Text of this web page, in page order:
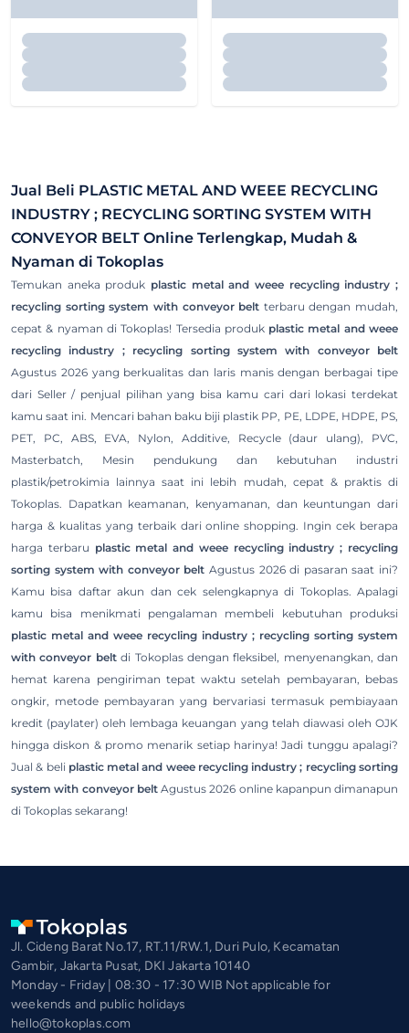
Jual Beli PLASTIC METAL AND WEEE RECYCLING
INDUSTRY ; RECYCLING SORTING SYSTEM WITH
CONVEYOR BELT Online Terlengkap, Mudah &
Nyaman di Tokoplas
Temukan aneka produk plastic metal and weee recycling industry ;
recycling sorting system with conveyor belt terbaru dengan mudah,
cepat & nyaman di Tokoplas! Tersedia produk plastic metal and weee
recycling industry ; recycling sorting system with conveyor belt
Agustus 2026 yang berkualitas dan laris manis dengan berbagai tipe
dari Seller / penjual pilihan yang bisa kamu cari dari lokasi terdekat
kamu saat ini. Mencari bahan baku biji plastik PP, PE, LDPE, HDPE, PS,
PET, PC, ABS, EVA, Nylon, Additive, Recycle (daur ulang), PVC,
Masterbatch, Mesin pendukung dan kebutuhan industri
plastik/petrokimia lainnya saat ini lebih mudah, cepat & praktis di
Tokoplas. Dapatkan keamanan, kenyamanan, dan keuntungan dari
harga & kualitas yang terbaik dari online shopping. Ingin cek berapa
harga terbaru plastic metal and weee recycling industry ; recycling
sorting system with conveyor belt Agustus 2026 di pasaran saat ini?
Kamu bisa daftar akun dan cek selengkapnya di Tokoplas. Apalagi
kamu bisa menikmati pengalaman membeli kebutuhan produksi
plastic metal and weee recycling industry ; recycling sorting system
with conveyor beltdi Tokoplas dengan fleksibel, menyenangkan, dan
hemat karena pengiriman tepat waktu setelah pembayaran, bebas
ongkir, metode pembayaran yang bervariasi termasuk pembiayaan
kredit (paylater) oleh lembaga keuangan yang telah diawasi oleh OJK
hingga diskon & promo menarik setiap harinya! Jadi tunggu apalagi?
Jual & beli plastic metal and weee recycling industry ; recycling sorting
system with conveyor beltAgustus 2026 online kapanpun dimanapun
di Tokoplas sekarang!
Jl. Cideng Barat No.17, RT.11/RW.1, Duri Pulo, Kecamatan
Gambir, Jakarta Pusat, DKI Jakarta 10140
Monday - Friday | 08:30 - 17:30 WIB Not applicable for
weekends and public holidays
hello@tokoplas.com